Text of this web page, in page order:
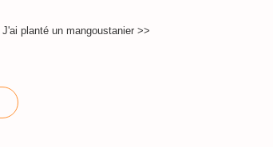
J'ai planté un mangoustanier >>